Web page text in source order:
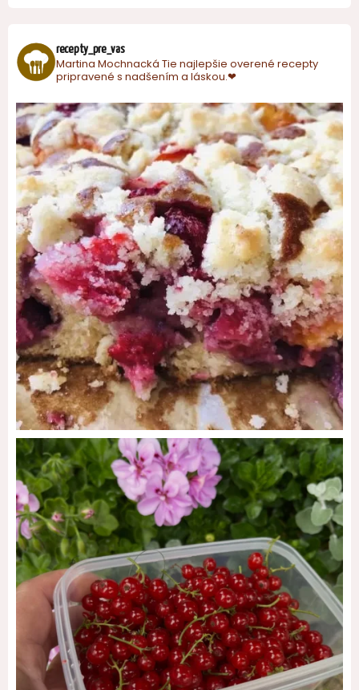
recepty_pre_vas
Martina Mochnacká Tie najlepšie overené recepty
pripravené s nadšením a láskou.❤